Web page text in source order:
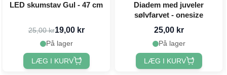
LED skumstav Gul - 47 cm
25,00 kr19,00 kr
På lager
LÆG I KURV
Diadem med juveler
sølvfarvet - onesize
25,00 kr
På lager
LÆG I KURV